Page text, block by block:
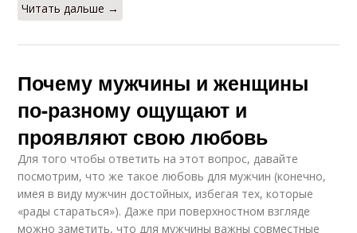
Читать дальше →
Почему мужчины и женщины
по-разному ощущают и
проявляют свою любовь
Для того чтобы ответить на этот вопрос, давайте
посмотрим, что же такое любовь для мужчин (конечно,
имея в виду мужчин достойных, избегая тех, которые
«рады стараться»). Даже при поверхностном взгляде
можно заметить, что для мужчины важны совместные